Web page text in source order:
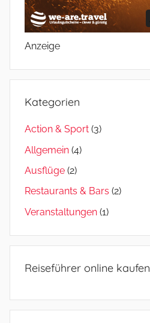
Anzeige
Kategorien
Action & Sport (3)
Allgemein (4)
Ausflüge (2)
Restaurants & Bars (2)
Veranstaltungen (1)
Reiseführer online kaufen